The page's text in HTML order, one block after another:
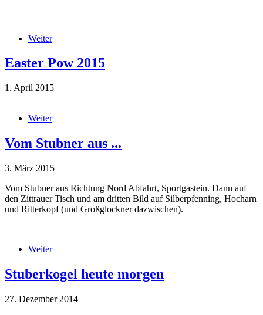
screenshot.png
Weiterüber Kids Snowboard Events Austria
Easter Pow 2015
1. April 2015
IMG_3019.JPG
Weiterüber Easter Pow 2015
Vom Stubner aus ...
3. März 2015
Vom Stubner aus Richtung Nord Abfahrt, Sportgastein. Dann auf
den Zittrauer Tisch und am dritten Bild auf Silberpfenning, Hocharn
und Ritterkopf (und Großglockner dazwischen).
IMG_2984.JPG
Weiterüber Vom Stubner aus ...
Stuberkogel heute morgen
27. Dezember 2014